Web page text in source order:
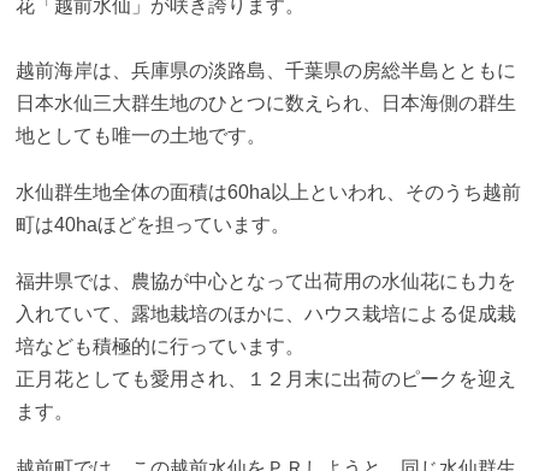
花「越前水仙」が咲き誇ります。
越前海岸は、兵庫県の淡路島、千葉県の房総半島とともに
日本水仙三大群生地のひとつに数えられ、日本海側の群生
地としても唯一の土地です。
水仙群生地全体の面積は60ha以上といわれ、そのうち越前
町は40haほどを担っています。
福井県では、農協が中心となって出荷用の水仙花にも力を
入れていて、露地栽培のほかに、ハウス栽培による促成栽
培なども積極的に行っています。
正月花としても愛用され、１２月末に出荷のピークを迎え
ます。